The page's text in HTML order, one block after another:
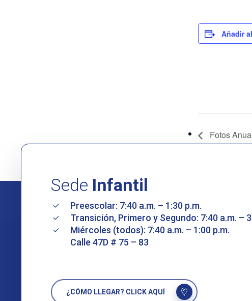
Añadir
Fotos
Sede Infantil
Preescolar: 7:40 a.m. – 1:30 p.m.
Transición, Primero y Segundo: 7:40 a.m. –
Miércoles (todos): 7:40 a.m. – 1:00 p.m.
Calle 47D # 75 – 83
¿CÓMO LLEGAR? CLICK AQUÍ